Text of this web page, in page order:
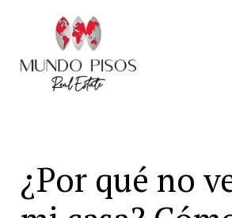
Borrar filtros
¿Por qué no